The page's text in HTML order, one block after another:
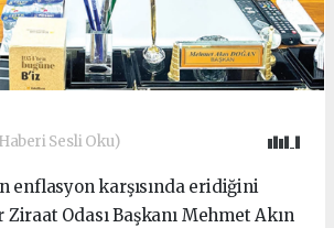
Sesli Oku)
karşısında eridiğini
Odası Başkanı Mehmet Akın